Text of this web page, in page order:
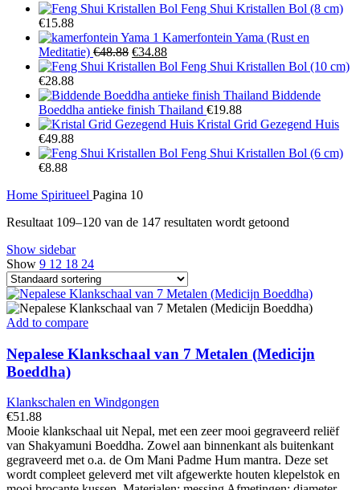
Feng Shui Kristallen Bol (8 cm)
€15.88
Kamerfontein Yama (Rust en
Meditatie) €48.88 Oorspronkelijke
prijs
€48.88.
€34.88Huidige
prijs
€34.88.
Feng Shui Kristallen Bol (10 cm)
€28.88
Biddende
Boeddha antieke finish Thailand €19.88
Kristal Grid Gezegend Huis
€49.88
Feng Shui Kristallen Bol (6 cm)
€8.88
Home Spiritueel Pagina 10
Resultaat 109–120 van de 147 resultaten wordt getoond
Show sidebar
Show 9 12 18 24
Add to compare
Nepalese Klankschaal van 7 Metalen (Medicijn
Boeddha)
Klankschalen en Windgongen
€51.88
Mooie klankschaal uit Nepal, met een zeer mooi gegraveerd reliëf
van Shakyamuni Boeddha. Zowel aan binnenkant als buitenkant
gegraveerd met o.a. de Om Mani Padme Hum mantra. Deze set
wordt compleet geleverd met vilt afgewerkte houten klepelstok en